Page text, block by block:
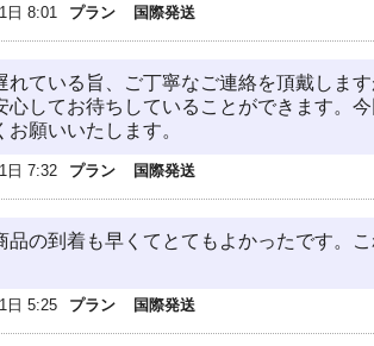
日 8:01 プラン 国際発送
れている旨、ご丁寧なご連絡を頂戴しま
心してお待ちしていることができます。
願いいたします。
日 7:32 プラン 国際発送
品の到着も早くてとてもよかったです。
日 5:25 プラン 国際発送